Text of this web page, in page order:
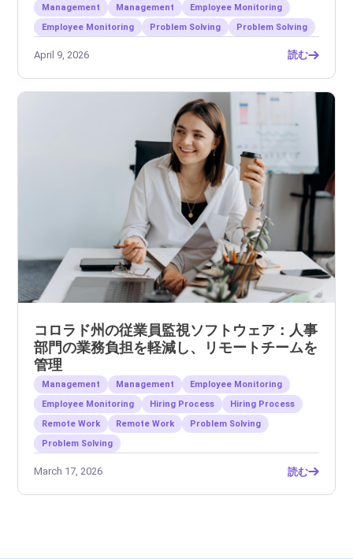
Management Management
Employee Monitoring
Employee Monitoring
Problem Solving Problem Solving
April 9, 2026 読む
コロラド州の従業員監視ソフトウェア：人事
部門の業務負担を軽減し、リモートチームを
管理
Management Management
Employee Monitoring
Employee Monitoring
Hiring Process
Hiring Process
Remote Work
Remote Work
Problem Solving
Problem Solving
March 17, 2026 読む